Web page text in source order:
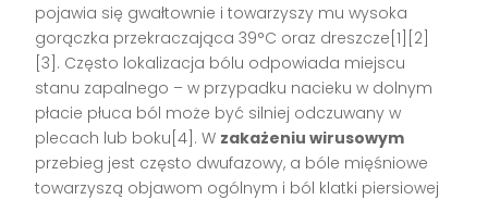
pojawia się gwałtownie i towarzyszy mu wysoka
gorączka przekraczająca 39°C oraz dreszcze[1][2]
[3]. Często lokalizacja bólu odpowiada miejscu
stanu zapalnego – w przypadku nacieku w dolnym
płacie płuca ból może być silniej odczuwany w
plecach lub boku[4]. W zakażeniu wirusowym
przebieg jest często dwufazowy, a bóle mięśniowe
towarzyszą objawom ogólnym i ból klatki piersiowej